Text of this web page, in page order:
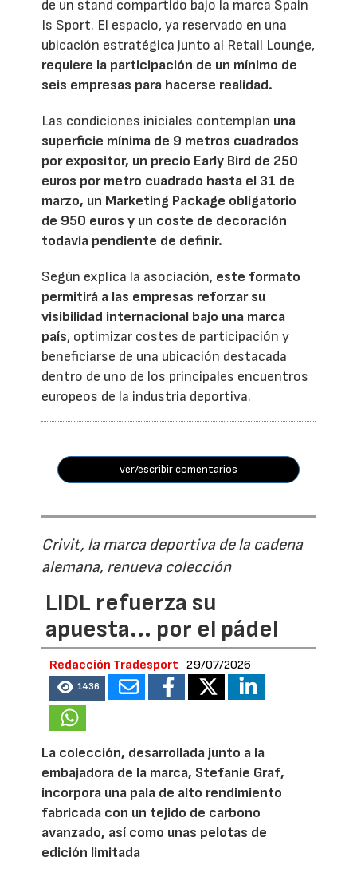
de un stand compartido bajo la marca Spain
Is Sport. El espacio, ya reservado en una
ubicación estratégica junto al Retail Lounge,
requiere la participación de un mínimo de
seis empresas para hacerse realidad.
Las condiciones iniciales contemplan una
superficie mínima de 9 metros cuadrados
por expositor, un precio Early Bird de 250
euros por metro cuadrado hasta el 31 de
marzo, un Marketing Package obligatorio
de 950 euros y un coste de decoración
todavía pendiente de definir.
Según explica la asociación, este formato
permitirá a las empresas reforzar su
visibilidad internacional bajo una marca
país, optimizar costes de participación y
beneficiarse de una ubicación destacada
dentro de uno de los principales encuentros
europeos de la industria deportiva.
ver/escribir comentarios
Crivit, la marca deportiva de la cadena
alemana, renueva colección
LIDL refuerza su
apuesta... por el pádel
Redacción Tradesport 29/07/2026
1436
La colección, desarrollada junto a la
embajadora de la marca, Stefanie Graf,
incorpora una pala de alto rendimiento
fabricada con un tejido de carbono
avanzado, así como unas pelotas de
edición limitada